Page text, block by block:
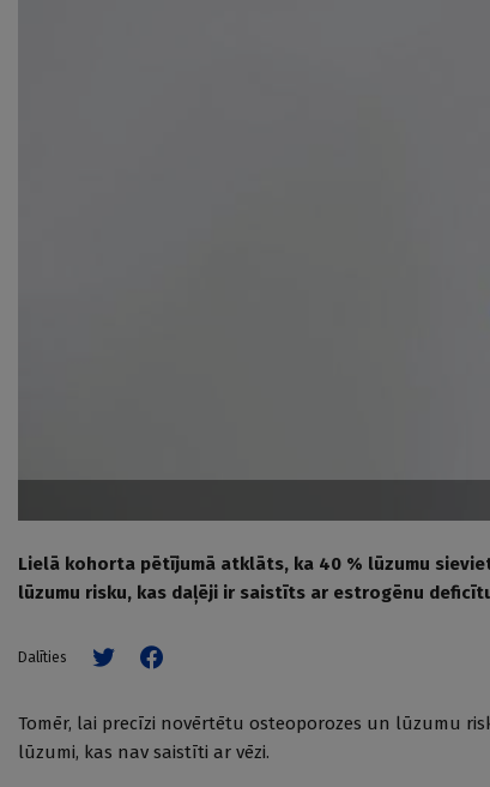
Lielā kohorta pētījumā atklāts, ka 40 % lūzumu
lūzumu risku, kas daļēji ir saistīts ar estrogēnu
Dalīties
Tomēr, lai precīzi novērtētu osteoporozes un lūzumu
lūzumi, kas nav saistīti ar vēzi.